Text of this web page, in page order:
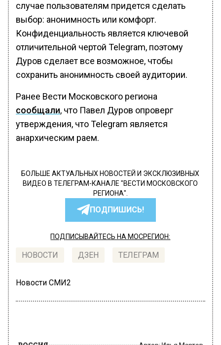
случае пользователям придется сделать
выбор: анонимность или комфорт.
Конфиденциальность является ключевой
отличительной чертой Telegram, поэтому
Дуров сделает все возможное, чтобы
сохранить анонимность своей аудитории.
Ранее Вести Московского региона
сообщали, что Павел Дуров опроверг
утверждения, что Telegram является
анархическим раем.
БОЛЬШЕ АКТУАЛЬНЫХ НОВОСТЕЙ И ЭКСКЛЮЗИВНЫХ
ВИДЕО В ТЕЛЕГРАМ-КАНАЛЕ "ВЕСТИ МОСКОВСКОГО
РЕГИОНА".
ПОДПИШИСЬ!
ПОДПИСЫВАЙТЕСЬ НА МОСРЕГИОН:
НОВОСТИ ДЗЕН ТЕЛЕГРАМ
Новости СМИ2